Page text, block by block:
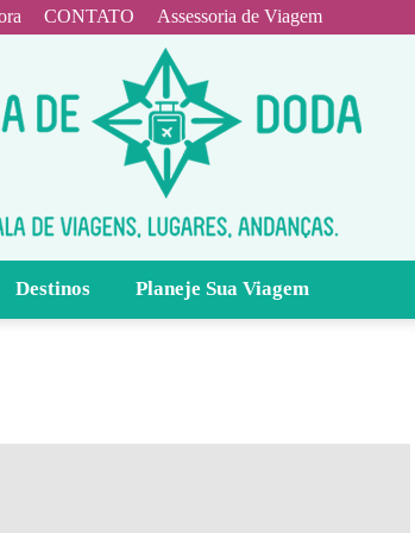
CONTATO Assessoria de Viagem
Destinos Planeje Sua Viagem